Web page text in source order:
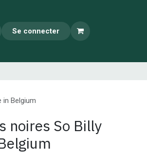
Se connecter
in Belgium
noires So Billy